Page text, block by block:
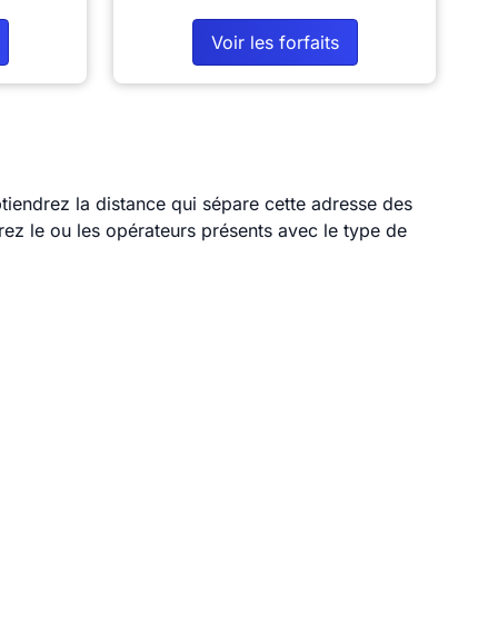
Voir les forfaits
la distance qui sépare cette adresse des
le ou les opérateurs présents avec le type de